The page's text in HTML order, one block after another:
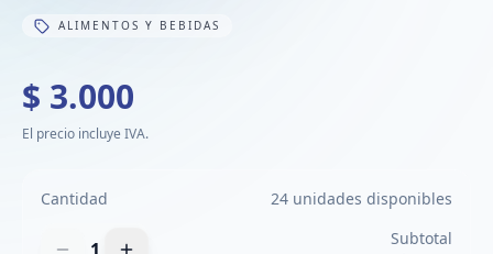
ALIMENTOS Y BEBIDAS
$ 3.000
El precio incluye IVA.
Cantidad 24 unidades disponibles
Subtotal